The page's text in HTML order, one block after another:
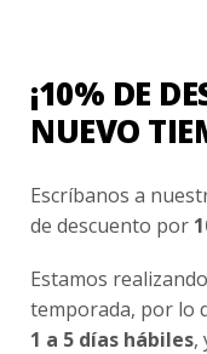
¡10% DE
NUEVO
Escríbanos a
de descuento por
Estamos
temporada, por lo
1 a 5 días hábiles,